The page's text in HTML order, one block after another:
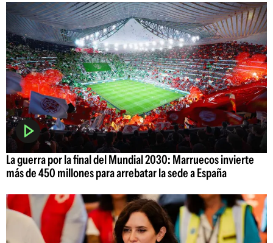
La guerra por la final del Mundial 2030: Marruecos invierte
más de 450 millones para arrebatar la sede a España